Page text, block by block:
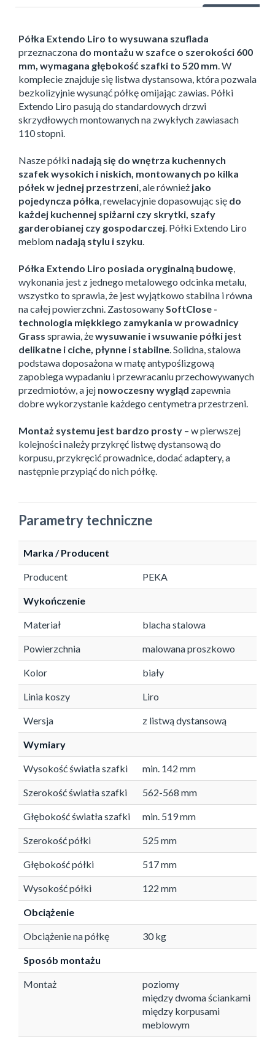
Półka Extendo Liro to wysuwana szuflada
przeznaczona do montażu w szafce o szerokości 600
mm, wymagana głębokość szafki to 520 mm. W
komplecie znajduje się listwa dystansowa, która pozwala
bezkolizyjnie wysunąć półkę omijając zawias. Półki
Extendo Liro pasują do standardowych drzwi
skrzydłowych montowanych na zwykłych zawiasach
110 stopni.
Nasze półki nadają się do wnętrza kuchennych
szafek wysokich i niskich, montowanych po kilka
półek w jednej przestrzeni, ale również jako
pojedyncza półka, rewelacyjnie dopasowując się do
każdej kuchennej spiżarni czy skrytki, szafy
garderobianej czy gospodarczej. Półki Extendo Liro
meblom nadają stylu i szyku.
Półka Extendo Liro posiada oryginalną budowę,
wykonania jest z jednego metalowego odcinka metalu,
wszystko to sprawia, że jest wyjątkowo stabilna i równa
na całej powierzchni. ZastosowanySoftClose -
technologia miękkiego zamykania w prowadnicy
Grass sprawia, żewysuwanie i wsuwanie półki jest
delikatne i ciche, płynne i stabilne. Solidna, stalowa
podstawa doposażona w matę antypoślizgową
zapobiega wypadaniu i przewracaniu przechowywanych
przedmiotów, a jej nowoczesny wygląd zapewnia
dobre wykorzystanie każdego centymetra przestrzeni.
Montaż systemu jest bardzo prosty – w pierwszej
kolejności należy przykręć listwę dystansową do
korpusu, przykręcić prowadnice, dodać adaptery, a
następnie przypiąć do nich półkę.
Parametry techniczne
Marka / Producent
Producent PEKA
Wykończenie
Materiał blacha stalowa
Powierzchnia malowana proszkowo
Kolor biały
Linia koszy Liro
Wersja z listwą dystansową
Wymiary
Wysokość światła szafki min. 142 mm
Szerokość światła szafki 562-568 mm
Głębokość światła szafki min. 519 mm
Szerokość półki 525 mm
Głębokość półki 517 mm
Wysokość półki 122 mm
Obciążenie
Obciążenie na półkę 30 kg
Sposób montażu
Montaż
poziomy
między dwoma ściankami
między korpusami
meblowym